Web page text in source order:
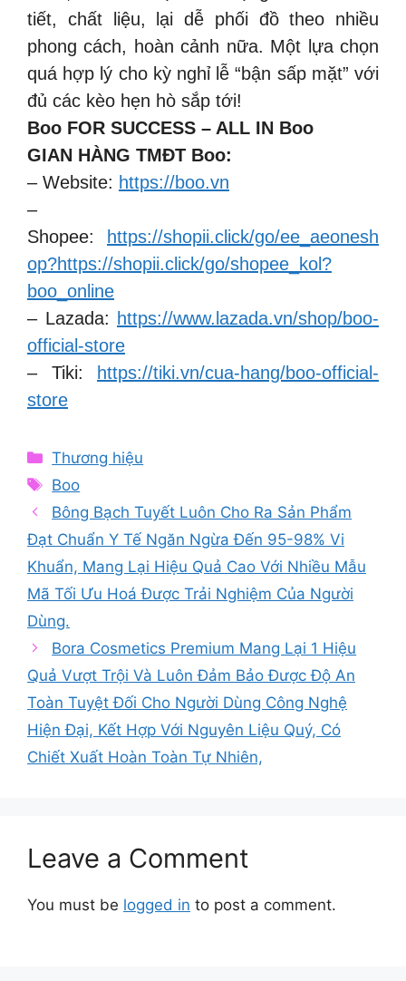
tiết, chất liệu, lại dễ phối đồ theo nhiều
phong cách, hoàn cảnh nữa. Một lựa chọn
quá hợp lý cho kỳ nghỉ lễ “bận sấp mặt” với
đủ các kèo hẹn hò sắp tới!
Boo FOR SUCCESS – ALL IN Boo
GIAN HÀNG TMĐT Boo:
– Website: https://boo.vn
–
Shopee: https://shopii.click/go/ee_aeonesh
op?https://shopii.click/go/shopee_kol?
boo_online
– Lazada: https://www.lazada.vn/shop/boo-
official-store
– Tiki: https://tiki.vn/cua-hang/boo-official-
store
Categories
Thương hiệu
Tags
Boo
Bông Bạch Tuyết Luôn Cho Ra Sản Phẩm
Đạt Chuẩn Y Tế Ngăn Ngừa Đến 95-98% Vi
Khuẩn, Mang Lại Hiệu Quả Cao Với Nhiều Mẫu
Mã Tối Ưu Hoá Được Trải Nghiệm Của Người
Dùng.
Bora Cosmetics Premium Mang Lại 1 Hiệu
Quả Vượt Trội Và Luôn Đảm Bảo Được Độ An
Toàn Tuyệt Đối Cho Người Dùng Công Nghệ
Hiện Đại, Kết Hợp Với Nguyên Liệu Quý, Có
Chiết Xuất Hoàn Toàn Tự Nhiên,
Leave a Comment
You must be logged in to post a comment.